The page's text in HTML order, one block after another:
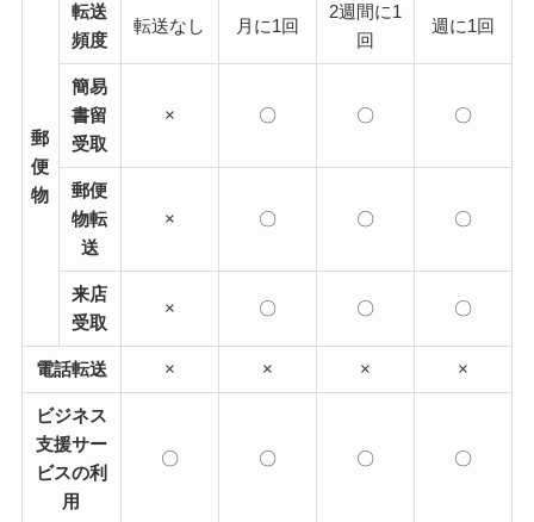
郵
便
物
転送
頻度
転送なし 月に1回
2週間に1
回
週に1回
簡易
書留
受取
× 〇 〇 〇
郵便
物転
送
× 〇 〇 〇
来店
受取
× 〇 〇 〇
電話転送 × × × ×
ビジネス
支援サー
ビスの利
用
〇 〇 〇 〇